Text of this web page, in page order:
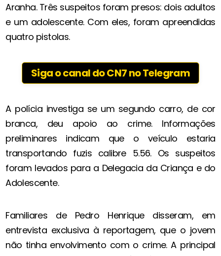
Aranha. Três suspeitos foram presos: dois adultos
e um adolescente. Com eles, foram apreendidas
quatro pistolas.
Siga o canal do CN7 no Telegram
A polícia investiga se um segundo carro, de cor
branca, deu apoio ao crime. Informações
preliminares indicam que o veículo estaria
transportando fuzis calibre 5.56. Os suspeitos
foram levados para a Delegacia da Criança e do
Adolescente.
Familiares de Pedro Henrique disseram, em
entrevista exclusiva à reportagem, que o jovem
não tinha envolvimento com o crime. A principal